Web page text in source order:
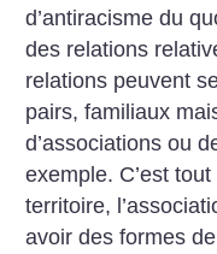
d’antiracisme du
des relations
relations peuvent
pairs, familiaux
d’associations ou
exemple. C’est
territoire,
avoir des formes